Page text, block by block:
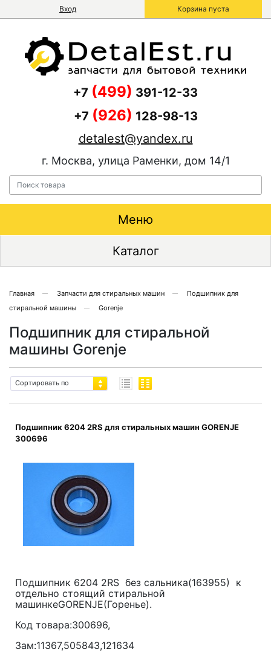
Вход Корзина пуста
+7 (499) 391-12-33
+7 (926) 128-98-13
detalest@yandex.ru
г. Москва, улица Раменки, дом 14/1
Меню
Каталог
Главная Запчасти для стиральных машин
Подшипник для
стиральной машины
Gorenje
Подшипник для стиральной
машины Gorenje
Сортировать по
Подшипник 6204 2RS для стиральных машин GORENJE
300696
Подшипник 6204 2RS без сальника(163955) к
отдельно стоящий стиральной
машинкеGORENJE(Горенье).
Код товара:300696,
Зам:11367,505843,121634